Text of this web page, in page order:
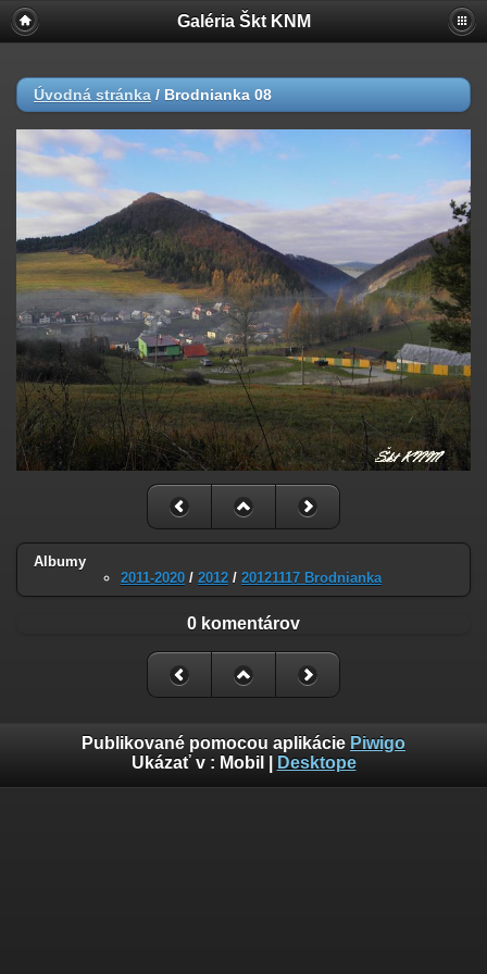
Galéria Škt KNM
Úvodná stránka / Brodnianka 08
Albumy
2011-2020 / 2012 / 20121117 Brodnianka
0 komentárov
Publikované pomocou aplikácie Piwigo
Ukázať v : Mobil Desktope